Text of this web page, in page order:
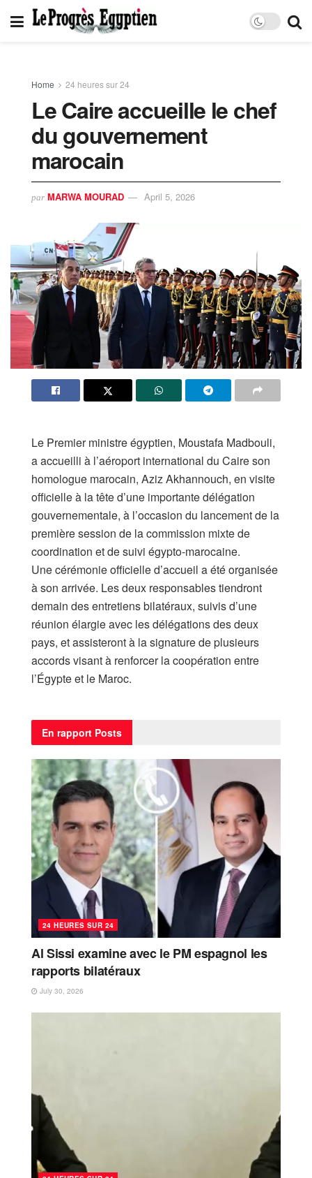
Home 24 heures sur 24
Le Caire accueille le chef
du gouvernement
marocain
par MARWA MOURAD April 5, 2026
Le Premier ministre égyptien, Moustafa Madbouli,
a accueilli à l’aéroport international du Caire son
homologue marocain, Aziz Akhannouch, en visite
officielle à la tête d’une importante délégation
gouvernementale, à l’occasion du lancement de la
première session de la commission mixte de
coordination et de suivi égypto-marocaine.
Une cérémonie officielle d’accueil a été organisée
à son arrivée. Les deux responsables tiendront
demain des entretiens bilatéraux, suivis d’une
réunion élargie avec les délégations des deux
pays, et assisteront à la signature de plusieurs
accords visant à renforcer la coopération entre
l’Égypte et le Maroc.
En rapport Posts
24 HEURES SUR 24
Al Sissi examine avec le PM espagnol les
rapports bilatéraux
July 30, 2026